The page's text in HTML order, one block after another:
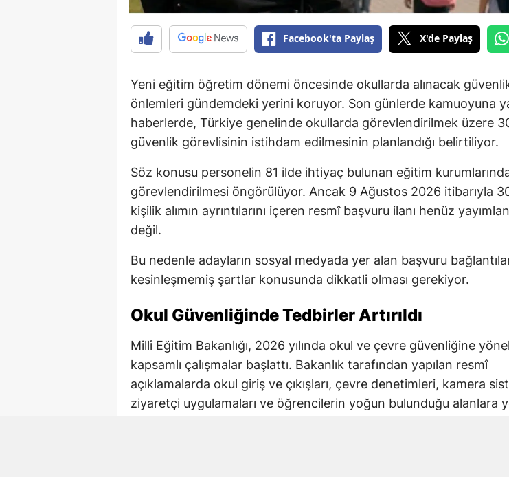
Facebook'ta Paylaş X'de Paylaş
Yeni eğitim öğretim dönemi öncesinde okullarda alınacak
önlemleri gündemdeki yerini koruyor. Son günlerde kamuoyuna
haberlerde, Türkiye genelinde okullarda görevlendirilmek üzere
güvenlik görevlisinin istihdam edilmesinin planlandığı belirtiliyor.
Söz konusu personelin 81 ilde ihtiyaç bulunan eğitim
görevlendirilmesi öngörülüyor. Ancak 9 Ağustos 2026 itibarıyla
kişilik alımın ayrıntılarını içeren resmî başvuru ilanı henüz
değil.
Bu nedenle adayların sosyal medyada yer alan başvuru
kesinleşmemiş şartlar konusunda dikkatli olması gerekiyor.
Okul Güvenliğinde Tedbirler Artırıldı
Millî Eğitim Bakanlığı, 2026 yılında okul ve çevre güvenliğine
kapsamlı çalışmalar başlattı. Bakanlık tarafından yapılan resmî
açıklamalarda okul giriş ve çıkışları, çevre denetimleri, kamera
ziyaretçi uygulamaları ve öğrencilerin yoğun bulunduğu alanlara